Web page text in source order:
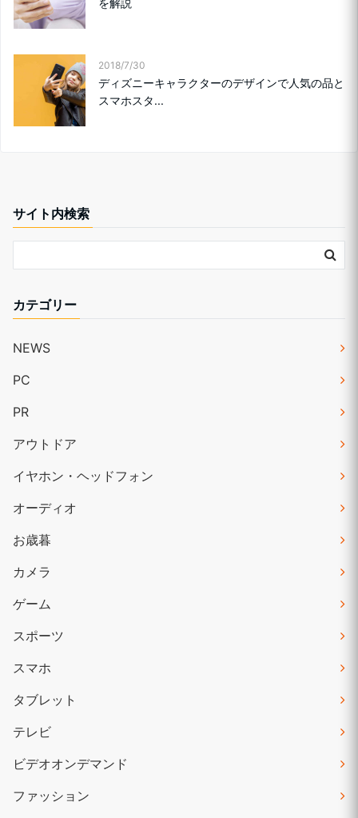
2018/7/30
ディズニーキャラクターのデザインで人気の品と
スマホスタ...
サイト内検索
カテゴリー
NEWS
PC
PR
アウトドア
イヤホン・ヘッドフォン
オーディオ
お歳暮
カメラ
ゲーム
スポーツ
スマホ
タブレット
テレビ
ビデオオンデマンド
ファッション